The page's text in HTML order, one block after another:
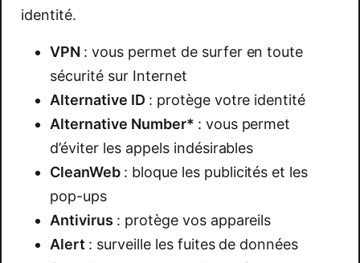
identité.
VPN : vous permet de surfer en toute
sécurité sur Internet
Alternative ID : protège votre identité
Alternative Number* : vous permet
d’éviter les appels indésirables
CleanWeb : bloque les publicités et les
pop-ups
Antivirus : protège vos appareils
Alert : surveille les fuites de données